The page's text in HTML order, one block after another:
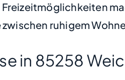
Freizeitmöglichkeiten
ruhigem
in 85258